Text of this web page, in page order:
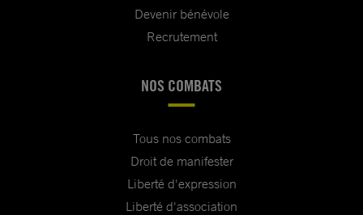
Devenir bénévole
Recrutement
NOS COMBATS
Tous nos combats
Droit de manifester
Liberté d'expression
Liberté d'association